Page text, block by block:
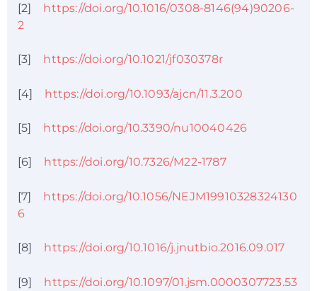
[2] https://doi.org/10.1016/0308-8146(94)90206-
2
[3] https://doi.org/10.1021/jf030378r
[4] https://doi.org/10.1093/ajcn/11.3.200
[5] https://doi.org/10.3390/nu10040426
[6] https://doi.org/10.7326/M22-1787
[7] https://doi.org/10.1056/NEJM19910328324130
6
[8] https://doi.org/10.1016/j.jnutbio.2016.09.017
[9] https://doi.org/10.1097/01.jsm.0000307723.53